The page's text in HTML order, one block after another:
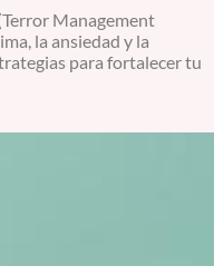
Management
la ansiedad y la
para fortalecer tu